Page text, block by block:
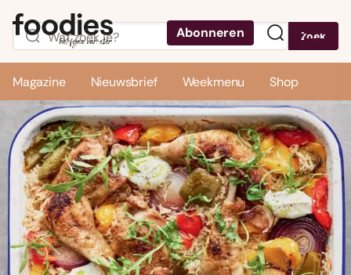
Abonneren Zoek
Magazine Nieuwsbrief Weekmenu Shop